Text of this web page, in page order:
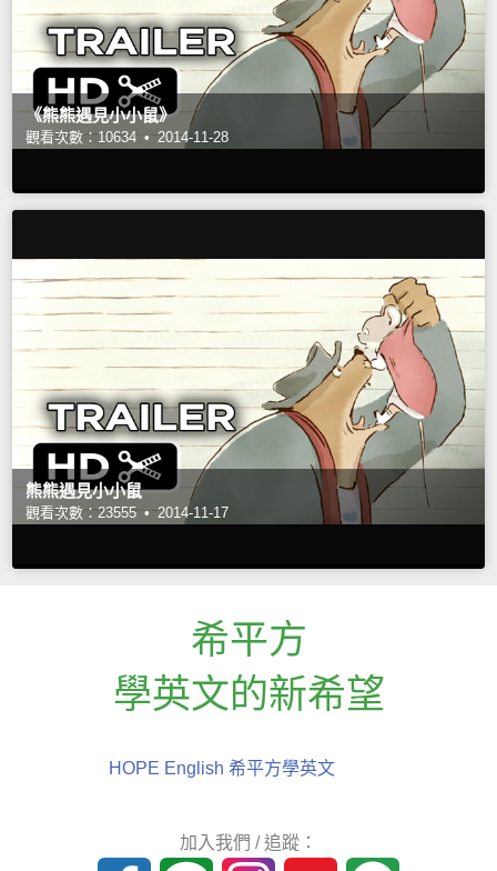
《熊熊遇見小小鼠》
觀看次數：10634 • 2014-11-28
熊熊遇見小小鼠
觀看次數：23555 • 2014-11-17
希平方
學英文的新希望
HOPE English 希平方學英文
加入我們 / 追蹤：